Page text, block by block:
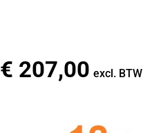
Oorspronkelijke
€ 207,00 Huidige
€ 207,00.
excl. BTW